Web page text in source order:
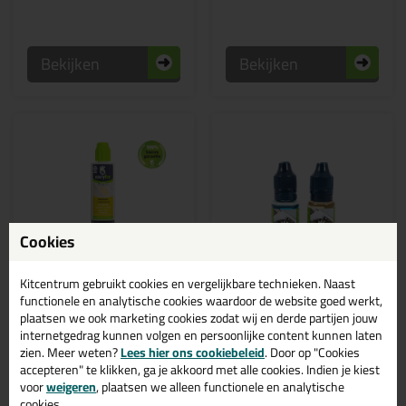
Bekijken Bekijken
EAZYFIX Premium
Houtplamuur 150ml
Ideaal voor het snel vullen en
wegwerken van
houtbeschadigingen
39,99 (2)
EAZYFIX Premium
Houtversterker
Voorstrijkmiddel voordat je
EazyFix Premium
Houtrotvuller gaat gebruiken
9,49
Cookies
Kitcentrum gebruikt cookies en vergelijkbare technieken. Naast
functionele en analytische cookies waardoor de website goed werkt,
plaatsen we ook marketing cookies zodat wij en derde partijen jouw
internetgedrag kunnen volgen en persoonlijke content kunnen laten
zien. Meer weten?Lees hier ons cookiebeleid. Door op "Cookies
accepteren" te klikken, ga je akkoord met alle cookies. Indien je kiest
voorweigeren, plaatsen we alleen functionele en analytische